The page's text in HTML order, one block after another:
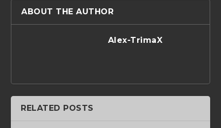
ABOUT THE AUTHOR
Alex-TrimaX
RELATED POSTS